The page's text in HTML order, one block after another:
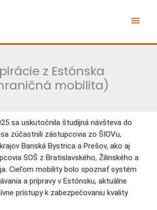
z Estónska
mobilita)
sa uskutočnila študijná návšteva do
zúčastnili zástupcovia zo ŠIOVu,
Banská Bystrica a Prešov, ako aj
SOŠ z Bratislavského, Žilinského a
Cieľom mobility bolo spoznať systém
a prípravy v Estónsku, aktuálne
prístupy k zabezpečovaniu kvality